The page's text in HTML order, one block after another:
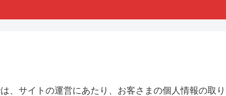
、サイトの運営にあたり、お客さまの個人情報の取り